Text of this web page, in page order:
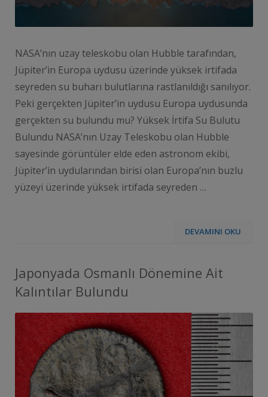
NASA’nın uzay teleskobu olan Hubble tarafından,
Jüpiter’in Europa uydusu üzerinde yüksek irtifada
seyreden su buharı bulutlarına rastlanıldığı sanılıyor.
Peki gerçekten Jüpiter’in uydusu Europa uydusunda
gerçekten su bulundu mu? Yüksek İrtifa Su Bulutu
Bulundu NASA’nın Uzay Teleskobu olan Hubble
sayesinde görüntüler elde eden astronom ekibi,
Jüpiter’in uydularından birisi olan Europa’nın buzlu
yüzeyi üzerinde yüksek irtifada seyreden …
DEVAMINI OKU
Japonyada Osmanlı Dönemine Ait
Kalıntılar Bulundu